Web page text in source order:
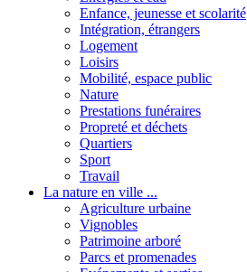
Enfance, jeunesse et scolarité
Intégration, étrangers
Logement
Loisirs
Mobilité, espace public
Nature
Prestations funéraires
Propreté et déchets
Quartiers
Sport
Travail
La nature en ville ...
Agriculture urbaine
Vignobles
Patrimoine arboré
Parcs et promenades